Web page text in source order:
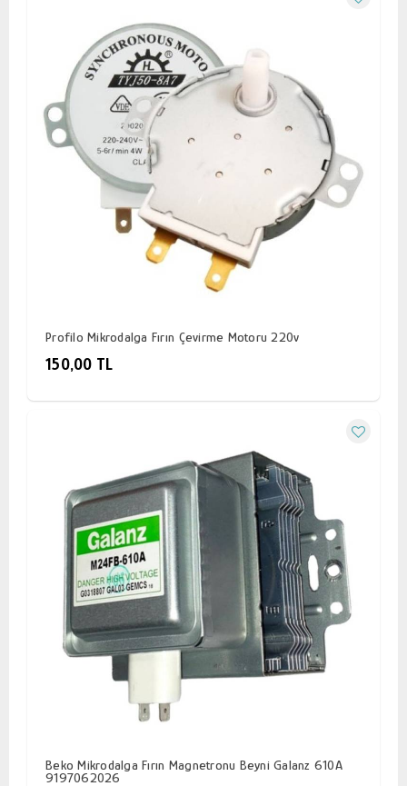
Profilo Mikrodalga Fırın Çevirme Motoru 220v
150,00 TL
Beko Mikrodalga Fırın Magnetronu Beyni Galanz 610A
9197062026